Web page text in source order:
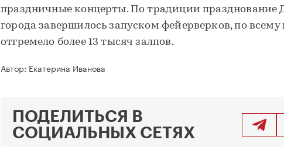
праздничные концерты. По традиции празднование
города завершилось запуском фейерверков, по всему
отгремело более 13 тысяч залпов.
Автор: Екатерина Иванова
ПОДЕЛИТЬСЯ В
СОЦИАЛЬНЫХ СЕТЯХ